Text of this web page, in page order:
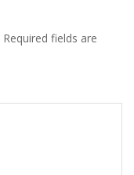
Required fields are